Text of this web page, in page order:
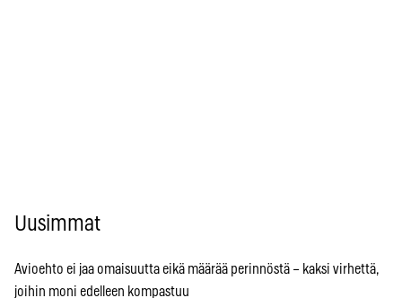
Uusimmat
Avioehto ei jaa omaisuutta eikä määrää perinnöstä – kaksi virhettä,
joihin moni edelleen kompastuu